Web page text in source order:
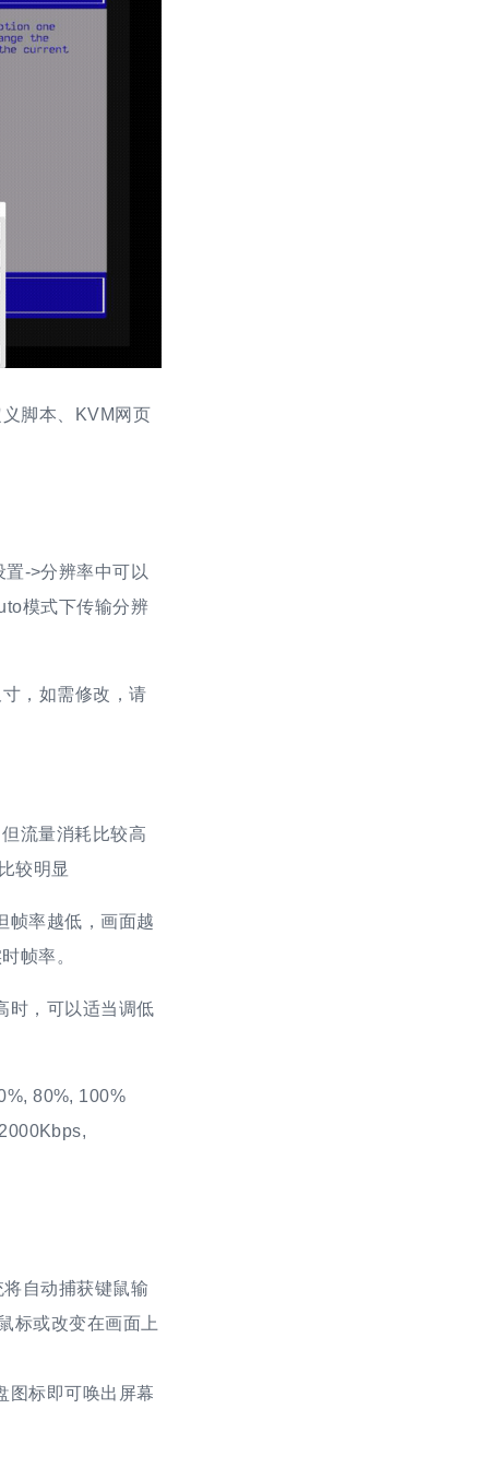
脚本、KVM网页
->分辨率中可以
模式下传输分辨
，如需修改，请
流量消耗比较高
较明显
帧率越低，画面越
帧率。
时，可以适当调低
80%, 100%
自动捕获键鼠输
标或改变在画面上
图标即可唤出屏幕